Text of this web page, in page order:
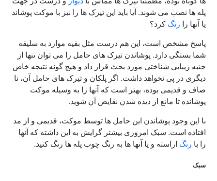
پله ها نصب می شوند. آیا باید این تیرک ها را نیز با موکت پوشاند
یا آنها را رنگ کرد؟
پاسخ مشخص است، این هم درست مثل بقیه موارد به سلیقه
شما بستگی دارد. پوشاندن تیرک های حامل را می توان تنها از
جنبه زیبایی شناختی مورد بحث قرار داد و هیچ گونه نتیجه خاص
دیگری در پی نخواهد داشت. اگر پلکان و تیرک های حامل آن، نا
صاف و قدیمی بوده، بهتر است که آنها را به وسیله موکت
پوشانده تا مانع از دیده شدن نقایص آن شوید.
با این وجود پوشاندن این حامل ها توسط موکت، قدیمی و از مد
افتاده است. سبک امروزی بیشتر گرایش به این داشته که آنها
را با رنگ اراسته و یا آنها ها به رنگ چوب پله ها رنگ کنید.
سبک